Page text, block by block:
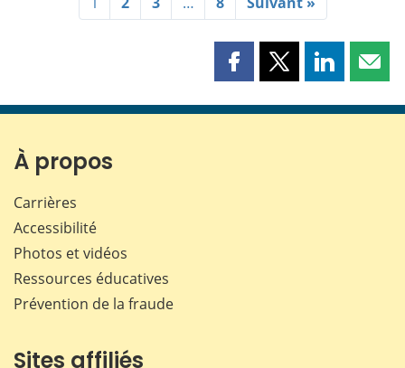
Partager
page
Partager
page
Partager
page page
À propos
Carrières
Accessibilité
Photos et vidéos
Ressources éducatives
Prévention de la fraude
Sites affiliés